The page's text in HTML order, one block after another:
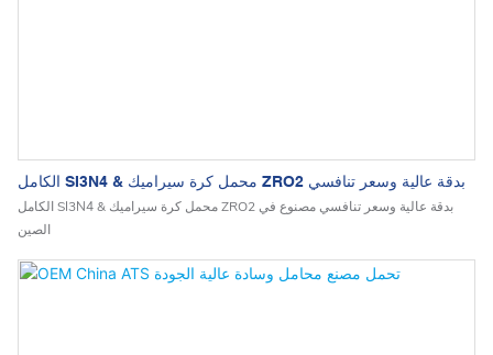
الكامل SI3N4 & محمل كرة سيراميك ZRO2 بدقة عالية وسعر تنافسي
الكامل SI3N4 & محمل كرة سيراميك ZRO2 بدقة عالية وسعر تنافسي مصنوع في
الصين